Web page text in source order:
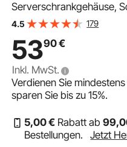
Serverschrankgehäuse,
&
4.5 179
5390€
Inkl. MwSt.
Verdienen Sie
sparen Sie bis zu15%.
5,00€ Rabatt ab99
Bestellungen.
Jetzt